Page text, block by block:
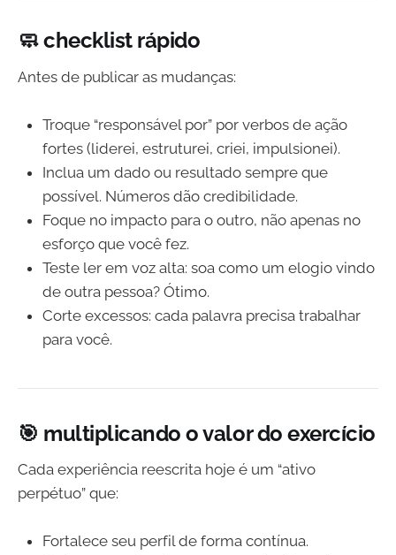
🧼 checklist rápido
Antes de publicar as mudanças:
Troque “responsável por” por verbos de ação
fortes (liderei, estruturei, criei, impulsionei).
Inclua um dado ou resultado sempre que
possível. Números dão credibilidade.
Foque no impacto para o outro, não apenas no
esforço que você fez.
Teste ler em voz alta: soa como um elogio vindo
de outra pessoa? Ótimo.
Corte excessos: cada palavra precisa trabalhar
para você.
🎯 multiplicando o valor do exercício
Cada experiência reescrita hoje é um “ativo
perpétuo” que:
Fortalece seu perfil de forma contínua.